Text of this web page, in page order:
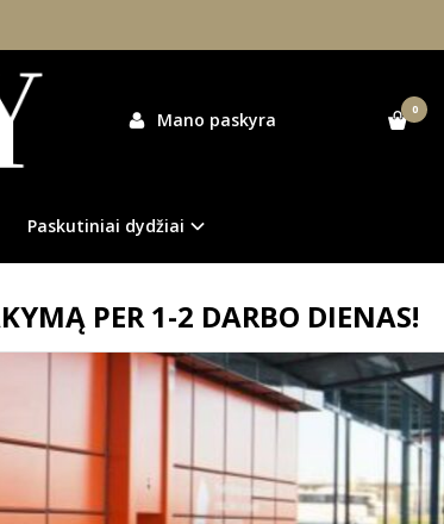
Mano paskyra 0
Paskutiniai dydžiai
PER 1-2 DARBO DIENAS!